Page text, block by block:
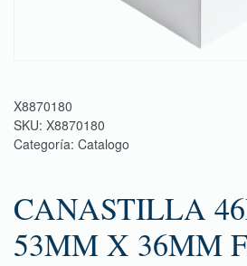
X8870180
SKU: X8870180
Categoría: Catalogo
CANASTILLA
53MM X 36MM